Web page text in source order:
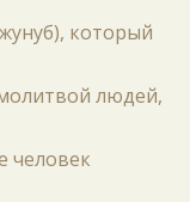
который
людей,
человек